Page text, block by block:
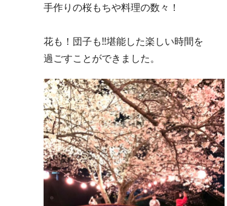
手作りの桜もちや料理の数々！
花も！団子も‼堪能した楽しい時間を
過ごすことができました。